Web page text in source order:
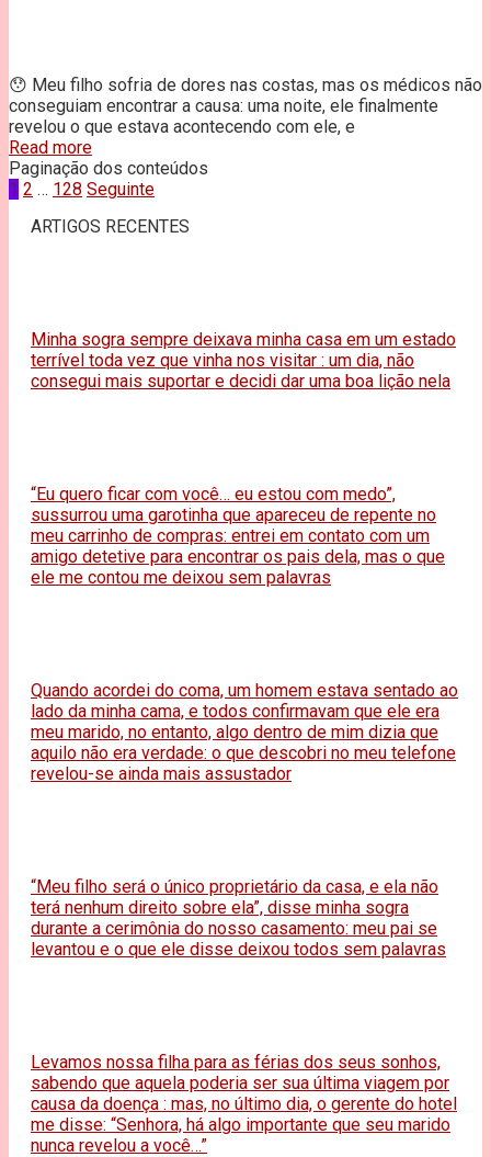
😯 Meu filho sofria de dores nas costas, mas os médicos não
conseguiam encontrar a causa: uma noite, ele finalmente
revelou o que estava acontecendo com ele, e
Read more
Paginação dos conteúdos
1 2 … 128 Seguinte
ARTIGOS RECENTES
Minha sogra sempre deixava minha casa em um estado
terrível toda vez que vinha nos visitar : um dia, não
consegui mais suportar e decidi dar uma boa lição nela
“Eu quero ficar com você… eu estou com medo”,
sussurrou uma garotinha que apareceu de repente no
meu carrinho de compras: entrei em contato com um
amigo detetive para encontrar os pais dela, mas o que
ele me contou me deixou sem palavras
Quando acordei do coma, um homem estava sentado ao
lado da minha cama, e todos confirmavam que ele era
meu marido, no entanto, algo dentro de mim dizia que
aquilo não era verdade: o que descobri no meu telefone
revelou-se ainda mais assustador
“Meu filho será o único proprietário da casa, e ela não
terá nenhum direito sobre ela”, disse minha sogra
durante a cerimônia do nosso casamento: meu pai se
levantou e o que ele disse deixou todos sem palavras
Levamos nossa filha para as férias dos seus sonhos,
sabendo que aquela poderia ser sua última viagem por
causa da doença : mas, no último dia, o gerente do hotel
me disse: “Senhora, há algo importante que seu marido
nunca revelou a você…”